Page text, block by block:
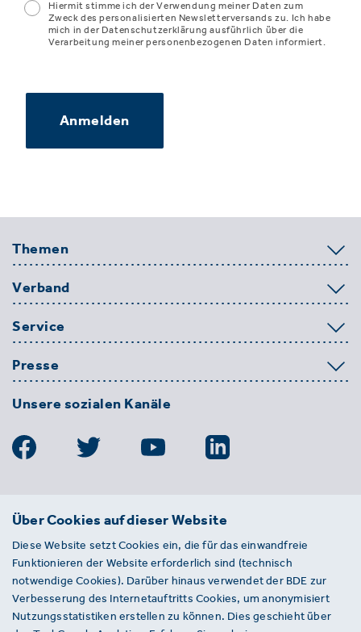
Hiermit stimme ich der Verwendung meiner Daten zum
Zweck des personalisierten Newsletterversands zu. Ich habe
mich in der Datenschutzerklärung ausführlich über die
Verarbeitung meiner personenbezogenen Daten informiert.
Anmelden
Themen
Verband
Service
Presse
Unsere sozialen Kanäle
BDE
Entsorgungs-, Wasser- und
Kreislaufwirtschaft e. V.
Von-der-Heydt-Straße 2
D 10785 Berlin
Über Cookies auf dieser Website
Diese Website setzt Cookies ein, die für das einwandfreie
Funktionieren der Website erforderlich sind (technisch
notwendige Cookies). Darüber hinaus verwendet der BDE zur
Verbesserung des Internetauftritts Cookies, um anonymisiert
Nutzungsstatistiken erstellen zu können. Dies geschieht über